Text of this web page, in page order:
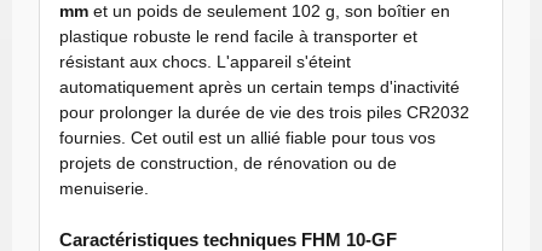
mm et un poids de seulement 102 g, son boîtier en
plastique robuste le rend facile à transporter et
résistant aux chocs. L'appareil s'éteint
automatiquement après un certain temps d'inactivité
pour prolonger la durée de vie des trois piles CR2032
fournies. Cet outil est un allié fiable pour tous vos
projets de construction, de rénovation ou de
menuiserie.
Caractéristiques techniques FHM 10-GF